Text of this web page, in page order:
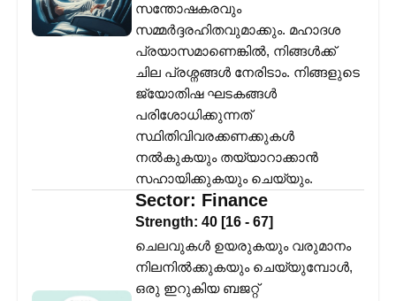
സന്തോഷകരവും
സമ്മർദ്ദരഹിതവുമാക്കും. മഹാദശ
പ്രയാസമാണെങ്കിൽ, നിങ്ങൾക്ക്
ചില പ്രശ്നങ്ങൾ നേരിടാം. നിങ്ങളുടെ
ജ്യോതിഷ ഘടകങ്ങൾ
പരിശോധിക്കുന്നത്
സ്ഥിതിവിവരക്കണക്കുകൾ
നൽകുകയും തയ്യാറാക്കാൻ
സഹായിക്കുകയും ചെയ്യും.
Sector: Finance
Strength: 40 [16 - 67]
ചെലവുകൾ ഉയരുകയും വരുമാനം
നിലനിൽക്കുകയും ചെയ്യുമ്പോൾ,
ഒരു ഇറുകിയ ബജറ്റ്